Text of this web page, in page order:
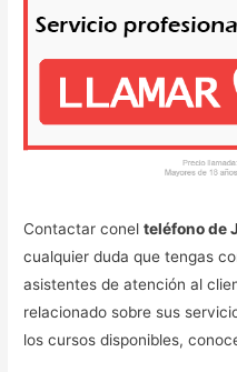
Contactar conelteléfono de
cualquier duda que tengas
asistentes de atención al
relacionado sobre sus
los cursos disponibles,